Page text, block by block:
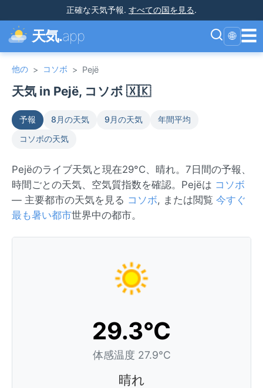
正確な天気予報. すべての国を見る.
天気.app 🌐 ☰
他の > コソボ > Pejë
天気 in Pejë, コソボ 🇽🇰
予報 8月の天気 9月の天気
年間平均
コソボの天気
Pejëのライブ天気と現在29°C、晴れ。7日間の予報、
時間ごとの天気、空気質指数を確認。Pejëは コソボ
— 主要都市の天気を見る コソボ, または閲覧 今すぐ
最も暑い都市世界中の都市。
29.3°C
体感温度 27.9°C
晴れ